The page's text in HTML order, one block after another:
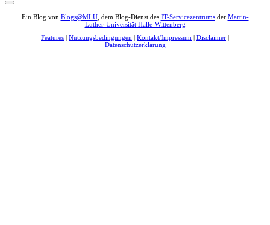
Ein Blog von Blogs@MLU, dem Blog-Dienst des IT-Servicezentrumsder Martin-
Luther-Universität Halle-Wittenberg
Features
Nutzungsbedingungen Kontakt/Impressum Disclaimer
Datenschutzerklärung